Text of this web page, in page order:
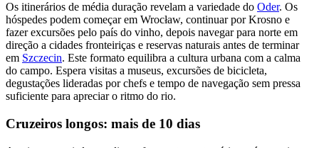
Os itinerários de média duração revelam a variedade do Oder. Os
hóspedes podem começar em Wrocław, continuar por Krosno e
fazer excursões pelo país do vinho, depois navegar para norte em
direção a cidades fronteiriças e reservas naturais antes de terminar
em Szczecin. Este formato equilibra a cultura urbana com a calma
do campo. Espera visitas a museus, excursões de bicicleta,
degustações lideradas por chefs e tempo de navegação sem pressa
suficiente para apreciar o ritmo do rio.
Cruzeiros longos: mais de 10 dias